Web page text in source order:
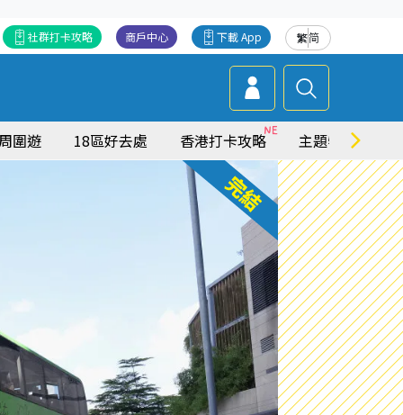
繁简
下載 App
商戶中心
社群打卡攻略
圍遊 18區好去處 香港打卡攻略 主題特集